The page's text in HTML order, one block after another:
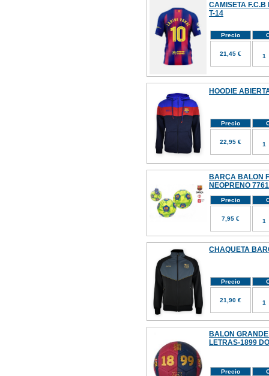
CAMISETA
T-14
Precio
21,45 €
HOODIE
Precio
22,95 €
BARÇA BALON
NEOPRENO
Precio
7,95 €
CHAQUETA
Precio
21,90 €
BALON
LETRAS-1899
Precio